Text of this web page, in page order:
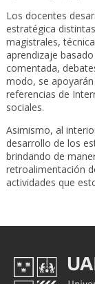
Los docentes
estratégica
magistrales,
aprendizaje
comentada,
modo, se
referencias de
sociales.
Asimismo, al
desarrollo de los
brindando de
retroalimentación
actividades que